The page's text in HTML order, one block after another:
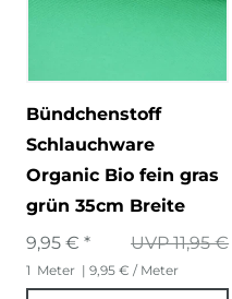
Bündchenstoff
Schlauchware
Organic Bio fein gras
grün 35cm Breite
UVP 11,95 €
9,95 € *
1 Meter | 9,95 € / Meter